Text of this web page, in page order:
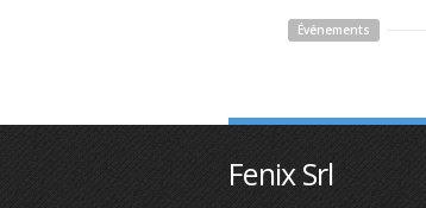
Événements
Fenix Srl